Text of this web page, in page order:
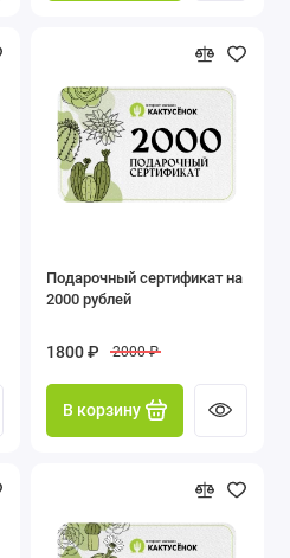
Подарочный сертификат на
2000 рублей
1800 ₽ 2000 ₽
В корзину